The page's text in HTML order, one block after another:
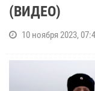
(ВИДЕО)
10 ноября 2023,